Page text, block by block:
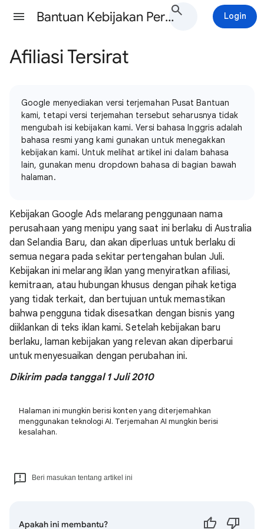
Bantuan Kebijakan Periklanan Google Ads Login
Afiliasi Tersirat
Google menyediakan versi terjemahan Pusat Bantuan
kami, tetapi versi terjemahan tersebut seharusnya tidak
mengubah isi kebijakan kami. Versi bahasa Inggris adalah
bahasa resmi yang kami gunakan untuk menegakkan
kebijakan kami. Untuk melihat artikel ini dalam bahasa
lain, gunakan menu dropdown bahasa di bagian bawah
halaman.
Kebijakan Google Ads melarang penggunaan nama
perusahaan yang menipu yang saat ini berlaku di Australia
dan Selandia Baru, dan akan diperluas untuk berlaku di
semua negara pada sekitar pertengahan bulan Juli.
Kebijakan ini melarang iklan yang menyiratkan afiliasi,
kemitraan, atau hubungan khusus dengan pihak ketiga
yang tidak terkait, dan bertujuan untuk memastikan
bahwa pengguna tidak disesatkan dengan bisnis yang
diiklankan di teks iklan kami. Setelah kebijakan baru
berlaku, laman kebijakan yang relevan akan diperbarui
untuk menyesuaikan dengan perubahan ini.
Dikirim pada tanggal 1 Juli 2010
Halaman ini mungkin berisi konten yang diterjemahkan
menggunakan teknologi AI. Terjemahan AI mungkin berisi
kesalahan.
Beri masukan tentang artikel ini
Apakah ini membantu?